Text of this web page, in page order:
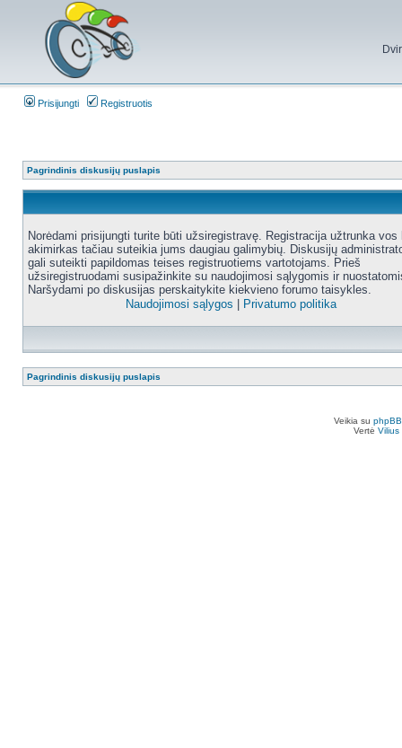
Prisijungti Registruotis
Pagrindinis diskusijų puslapis
Norėdami prisijungti turite būti užsiregistravę. Registracija užtrunka vos
akimirkas tačiau suteikia jums daugiau galimybių. Diskusijų
gali suteikti papildomas teises registruotiems vartotojams. Prieš
užsiregistruodami susipažinkite su naudojimosi sąlygomis ir
Naršydami po diskusijas perskaitykite kiekvieno forumo taisykles.
Naudojimosi sąlygos
Privatumo politika
Pagrindinis diskusijų puslapis
Veikia su phpBB
Vertė Vilius